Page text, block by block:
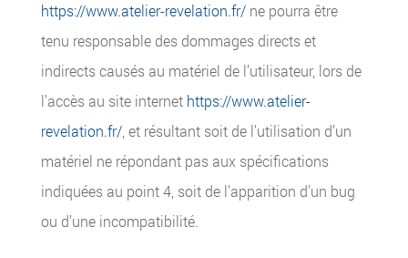
https://www.atelier-revelation.fr/ne pourra être
tenu responsable des dommages directs et
indirects causés au matériel de l’utilisateur, lors de
l’accès au site internet https://www.atelier-
revelation.fr/, et résultant soit de l’utilisation d’un
matériel ne répondant pas aux spécifications
indiquées au point 4, soit de l’apparition d’un bug
ou d’une incompatibilité.